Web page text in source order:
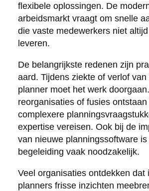
flexibele oplossingen. De
arbeidsmarkt vraagt om snelle
die vaste medewerkers niet
leveren.
De belangrijkste redenen zijn
aard. Tijdens ziekte of verlof van
planner moet het werk
reorganisaties of fusies
complexere
expertise vereisen. Ook bij de
van nieuwe planningssoftware
begeleiding vaak noodzakelijk.
Veel organisaties ontdekken dat
planners frisse inzichten